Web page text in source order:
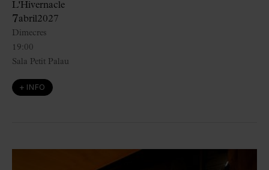
L'Hivernacle
7abril2027
19:00
Dimecres
Sala Petit Palau
+ INFO